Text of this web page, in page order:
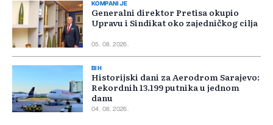
KOMPANIJE
Generalni direktor Pretisa okupio
Upravu i Sindikat oko zajedničkog cilja
05. 08. 2026.
BIH
Historijski dani za Aerodrom Sarajevo:
Rekordnih 13.199 putnika u jednom
danu
04. 08. 2026.